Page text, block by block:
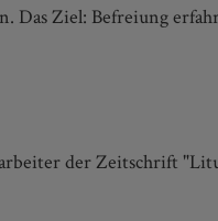
Das Ziel: Befreiung
der Zeitschrift